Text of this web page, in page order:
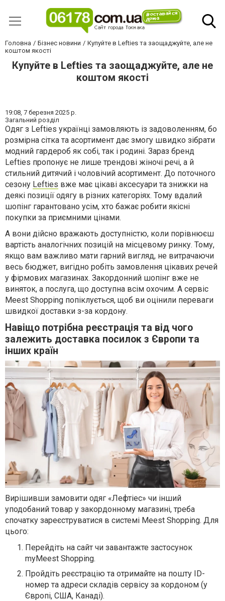
Головна Бізнес новини
Купуйте в Lefties та заощаджуйте, але не
коштом якості
Купуйте в Lefties та заощаджуйте, але не
коштом якості
19:08, 7 березня 2025 р.
Загальний розділ
Одяг з Lefties українці замовляють із задоволенням, бо
розмірна сітка та асортимент дає змогу швидко зібрати
модний гардероб як собі, так і родині. Зараз бренд
Lefties пропонує не лише трендові жіночі речі, а й
стильний дитячий і чоловічий асортимент. До поточного
сезону Lefties вже має цікаві аксесуари та знижки на
деякі позиції одягу в різних категоріях. Тому вдалий
шопінг гарантовано усім, хто бажає робити якісні
покупки за приємними цінами.
А вони дійсно вражають доступністю, коли порівнюєш
вартість аналогічних позицій на місцевому ринку. Тому,
якщо вам важливо мати гарний вигляд, не витрачаючи
весь бюджет, вигідно робіть замовлення цікавих речей
у фірмових магазинах. Закордонний шопінг вже не
виняток, а послуга, що доступна всім охочим. А сервіс
Meest Shopping попіклується, щоб ви оцінили переваги
швидкої доставки з-за кордону.
Навіщо потрібна реєстрація та від чого
залежить доставка посилок з Європи та
інших країн
Вирішивши замовити одяг «Лефтіес» чи інший
уподобаний товар у закордонному магазині, треба
спочатку зареєструватися в системі Meest Shopping. Для
цього:
Перейдіть на сайт чи завантажте застосунок
myMeest Shopping.
Пройдіть реєстрацію та отримайте на пошту ID-
номер та адреси складів сервісу за кордоном (у
Європі, США, Канаді).